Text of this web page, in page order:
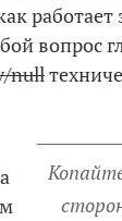
работает
вопрос
null